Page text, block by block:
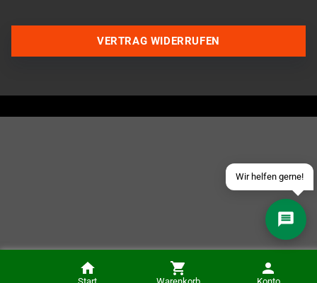
Wir helfen gerne!
Über WhatsApp schreiben
Schick uns eine eMail
VERTRAG WIDERRUFEN